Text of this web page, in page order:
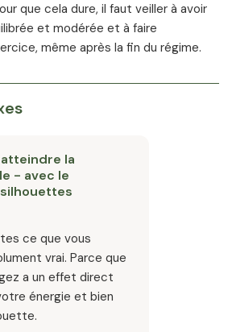
que cela dure, il faut veiller à avoir
et modérée et à faire
même après la fin du régime.
la
- avec le
ce que vous
vrai. Parce que
a un effet direct
énergie et bien